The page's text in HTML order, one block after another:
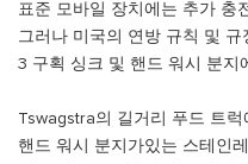
표준 모바일 장치에는 추가 충
그러나 미국의 연방 규칙 및
3 구획 싱크 및 핸드 워시 분지
Tswagstra의 길거리 푸드 트
핸드 워시 분지가있는 스테인